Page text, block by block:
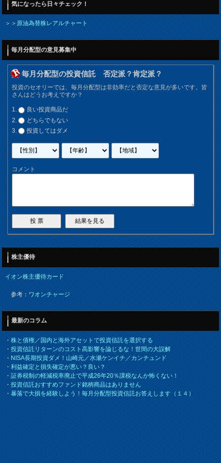
気になったら日々チェック！
＞＞原油為替株レアルチャート
毎月分配型の意見募集中
毎月分配型の投資信託 否定派？肯定派？
投資のセオリーでは、毎月分配型は非効率だと否定な意見が多いです。皆
さんはどうお考えですか？
良い投資商品だ
どちらでもない
投資してはダメ
コメント
株主優待
イオン株主優待カード
参考：ワオンチャージ
最新のコラム
・株と債権／国内と海外アセットで投資信託を選択する
・投資信託リターンのコスト高影響を論じるな！世間の大誤解
・NISA長期投資ダメ！山崎元／水瀬ケンイチ／カンチュンド
・利益確定と損失確定が悪い？良い？
・証券税制の軽減税率廃止で平成26年20％課税なんか怖くない！
・投資信託おすすめファンド銘柄商品はありません
・暴落で大損を経験しよう！毎月分配型投資信託お答えします（１４）